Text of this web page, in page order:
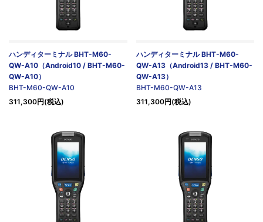
ハンディターミナル BHT-M60-
QW-A10（Android10 / BHT-M60-
QW-A10）
BHT-M60-QW-A10
311,300円(税込)
ハンディターミナル BHT-M60-
QW-A13（Android13 / BHT-M60-
QW-A13）
BHT-M60-QW-A13
311,300円(税込)